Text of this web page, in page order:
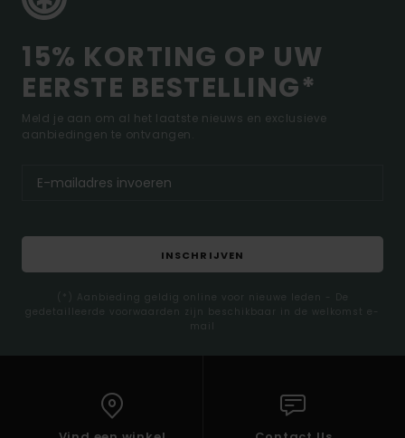
15% KORTING OP UW
EERSTE BESTELLING*
Meld je aan om al het laatste nieuws en exclusieve
aanbiedingen te ontvangen.
INSCHRIJVEN
(*) Aanbieding geldig online voor nieuwe leden - De
gedetailleerde voorwaarden zijn beschikbaar in de welkomst e-
mail